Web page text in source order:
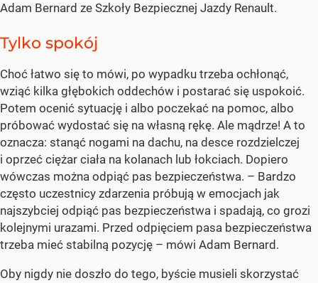
Adam Bernard ze Szkoły Bezpiecznej Jazdy Renault.
Tylko spokój
Choć łatwo się to mówi, po wypadku trzeba ochłonąć,
wziąć kilka głębokich oddechów i postarać się uspokoić.
Potem ocenić sytuację i albo poczekać na pomoc, albo
próbować wydostać się na własną rękę. Ale mądrze! A to
oznacza: stanąć nogami na dachu, na desce rozdzielczej
i oprzeć ciężar ciała na kolanach lub łokciach. Dopiero
wówczas można odpiąć pas bezpieczeństwa. – Bardzo
często uczestnicy zdarzenia próbują w emocjach jak
najszybciej odpiąć pas bezpieczeństwa i spadają, co grozi
kolejnymi urazami. Przed odpięciem pasa bezpieczeństwa
trzeba mieć stabilną pozycję – mówi Adam Bernard.
Oby nigdy nie doszło do tego, byście musieli skorzystać